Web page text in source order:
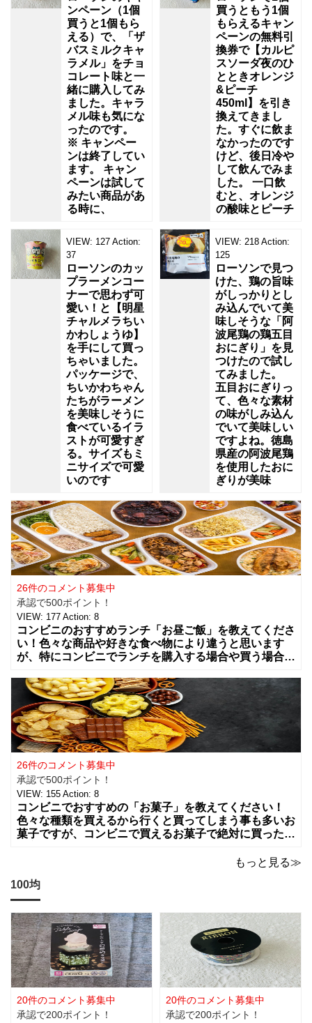
ンペーン（1個
買うと1個もら
える）で、「ザ
バスミルクキャ
ラメル」をチョ
コレート味と一
緒に購入してみ
ました。キャラ
メル味も気にな
ったのです。
※ キャンペー
ンは終了してい
ます。 キャン
ペーンは試して
みたい商品があ
る時に、
買うともう1個
もらえるキャン
ペーンの無料引
換券で【カルピ
スソーダ夜のひ
とときオレンジ
&ピーチ
450ml】を引き
換えてきまし
た。すぐに飲ま
なかったのです
けど、後日冷や
して飲んでみま
した。 一口飲
むと、オレンジ
の酸味とピーチ
VIEW: 127 Action:
37
ローソンのカッ
プラーメンコー
ナーで思わず可
愛い！と【明星
チャルメラちい
かわしょうゆ】
を手にして買っ
ちゃいました。
パッケージで、
ちいかわちゃん
たちがラーメン
を美味しそうに
食べているイラ
ストが可愛すぎ
る。サイズもミ
ニサイズで可愛
いのです
VIEW: 218 Action:
125
ローソンで見つ
けた、鶏の旨味
がしっかりとし
み込んでいて美
味しそうな「阿
波尾鶏の鶏五目
おにぎり」を見
つけたので試し
てみました。
五目おにぎりっ
て、色々な素材
の味がしみ込ん
でいて美味しい
ですよね。徳島
県産の阿波尾鶏
を使用したおに
ぎりが美味
26件のコメント募集中
承認で500ポイント！
VIEW: 177 Action: 8
コンビニのおすすめランチ「お昼ご飯」を教えてくださ
い！色々な商品や好きな食べ物により違うと思います
が、特にコンビニでランチを購入する場合や買う場合に
カップラーメンやコンビニ弁当、総菜やサラダ
26件のコメント募集中
承認で500ポイント！
VIEW: 155 Action: 8
コンビニでおすすめの「お菓子」を教えてください！
色々な種類を買えるから行くと買ってしまう事も多いお
菓子ですが、コンビニで買えるお菓子で絶対に買った方
もっと見る≫
100均
20件のコメント募集中
承認で200ポイント！
20件のコメント募集中
承認で200ポイント！